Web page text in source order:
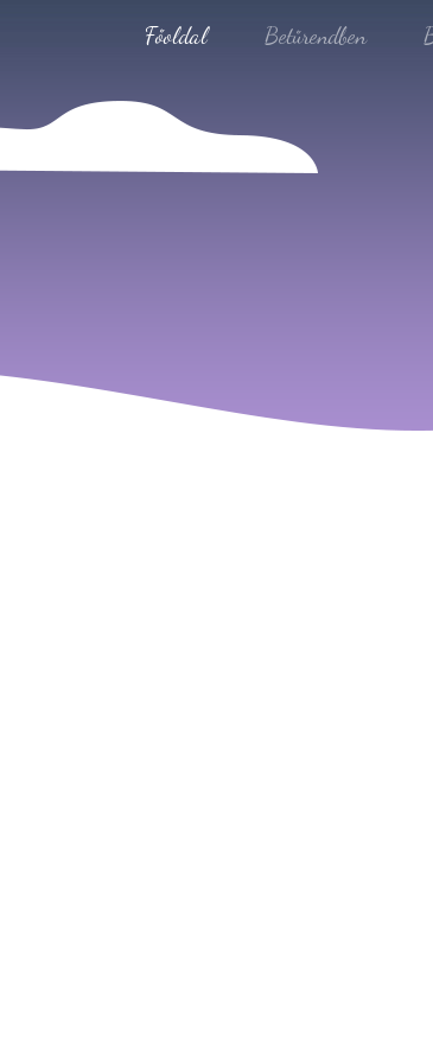
Főoldal Betűrendben